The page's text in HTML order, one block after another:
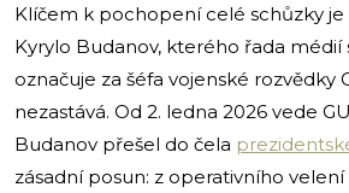
Klíčem k pochopení celé schůzky
Kyrylo Budanov, kterého řada médií
označuje za šéfa vojenské rozvědky
nezastává. Od 2. ledna 2026 vede
Budanov přešel do čela
zásadní posun: z operativního